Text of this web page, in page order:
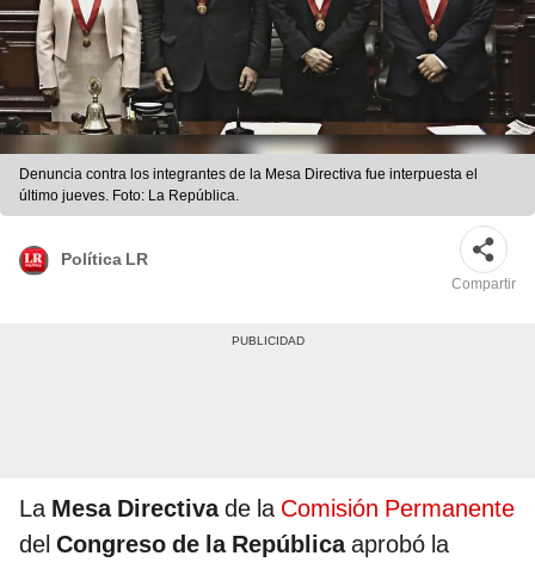
Denuncia contra los integrantes de la Mesa Directiva fue interpuesta el
último jueves. Foto: La República.
Política LR
Compartir
La Mesa Directivade la Comisión Permanente
del Congreso de la Repúblicaaprobó la